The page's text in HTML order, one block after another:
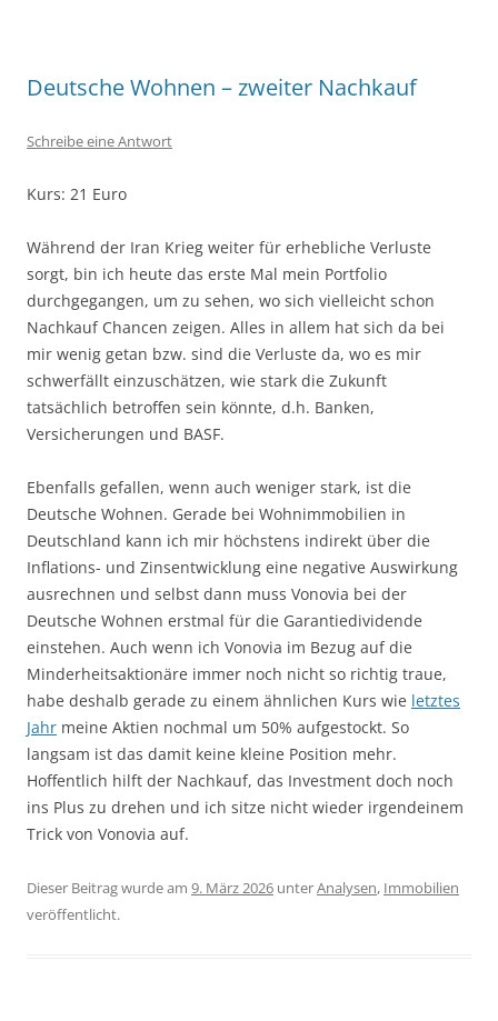
Deutsche Wohnen – zweiter Nachkauf
Schreibe eine Antwort
Kurs: 21 Euro
Während der Iran Krieg weiter für erhebliche Verluste
sorgt, bin ich heute das erste Mal mein Portfolio
durchgegangen, um zu sehen, wo sich vielleicht schon
Nachkauf Chancen zeigen. Alles in allem hat sich da bei
mir wenig getan bzw. sind die Verluste da, wo es mir
schwerfällt einzuschätzen, wie stark die Zukunft
tatsächlich betroffen sein könnte, d.h. Banken,
Versicherungen und BASF.
Ebenfalls gefallen, wenn auch weniger stark, ist die
Deutsche Wohnen. Gerade bei Wohnimmobilien in
Deutschland kann ich mir höchstens indirekt über die
Inflations- und Zinsentwicklung eine negative Auswirkung
ausrechnen und selbst dann muss Vonovia bei der
Deutsche Wohnen erstmal für die Garantiedividende
einstehen. Auch wenn ich Vonovia im Bezug auf die
Minderheitsaktionäre immer noch nicht so richtig traue,
habe deshalb gerade zu einem ähnlichen Kurs wie letztes
Jahr meine Aktien nochmal um 50% aufgestockt. So
langsam ist das damit keine kleine Position mehr.
Hoffentlich hilft der Nachkauf, das Investment doch noch
ins Plus zu drehen und ich sitze nicht wieder irgendeinem
Trick von Vonovia auf.
Dieser Beitrag wurde am 9. März 2026 unterAnalysen, Immobilien
veröffentlicht.